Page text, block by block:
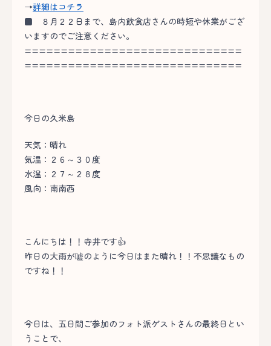
→詳細はコチラ
■ ８月２２日まで、島内飲食店さんの時短や休業がござ
いますのでご注意ください。
==============================
==============================
今日の久米島
天気：晴れ
気温：２６～３０度
水温：２７～２８度
風向：南南西
こんにちは！！寺井です👍
昨日の大雨が嘘のように今日はまた晴れ！！不思議なもの
ですね！！
今日は、五日間ご参加のフォト派ゲストさんの最終日とい
うことで、